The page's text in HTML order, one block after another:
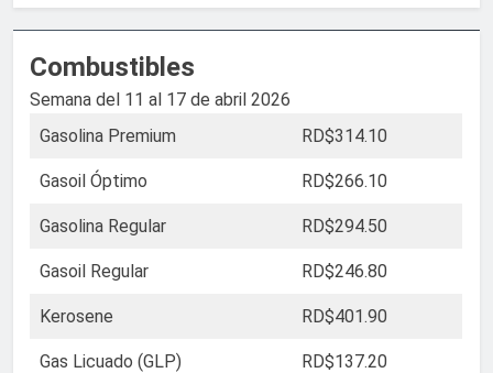
Combustibles
Semana del 11 al 17 de abril 2026
Gasolina Premium
RD$314.10
Gasoil Óptimo RD$266.10
Gasolina Regular RD$294.50
Gasoil Regular RD$246.80
Kerosene RD$401.90
Gas Licuado (GLP) RD$137.20